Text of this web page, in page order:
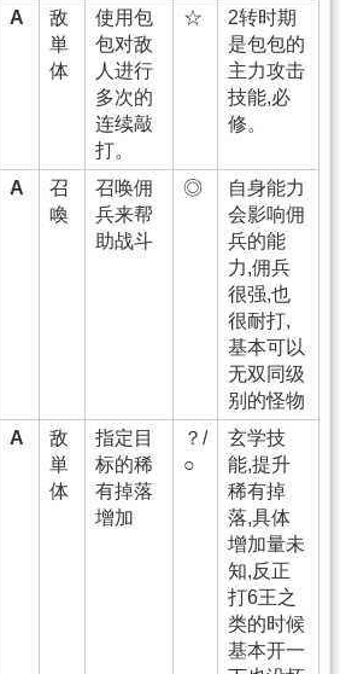
A
敌
単
体
使用包
包对敌
人进行
多次的
连续敲
打。
☆
2转时期
是包包的
主力攻击
技能,必
修。
A
召
喚
召唤佣
兵来帮
助战斗
◎
自身能力
会影响佣
兵的能
力,佣兵
很强,也
很耐打,
基本可以
无双同级
别的怪物
A
敌
単
体
指定目
标的稀
有掉落
增加
？/
○
玄学技
能,提升
稀有掉
落,具体
增加量未
知,反正
打6王之
类的时候
基本开一